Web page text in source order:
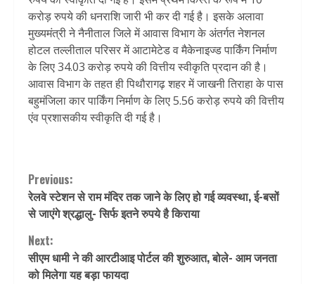
करोड़ रुपये की धनराशि जारी भी कर दी गई है। इसके अलावा
मुख्यमंत्री ने नैनीताल जिले में आवास विभाग के अंतर्गत नेशनल
होटल तल्लीताल परिसर में आटामेटेड व मैकेनाइज्ड पार्किंग निर्माण
के लिए 34.03 करोड़ रुपये की वित्तीय स्वीकृति प्रदान की है।
आवास विभाग के तहत ही पिथौरागढ़ शहर में जाखनी तिराहा के पास
बहुमंजिला कार पार्किंग निर्माण के लिए 5.56 करोड़ रुपये की वित्तीय
एंव प्रशासकीय स्वीकृति दी गई है।
Continue
Reading
Previous:
रेलवे स्टेशन से राम मंदिर तक जाने के लिए हो गई व्यवस्था, ई-बसों
से जाएंगे श्रद्धालु- सिर्फ इतने रुपये है किराया
Next:
सीएम धामी ने की आरटीआइ पोर्टल की शुरुआत, बोले- आम जनता
को मिलेगा यह बड़ा फायदा